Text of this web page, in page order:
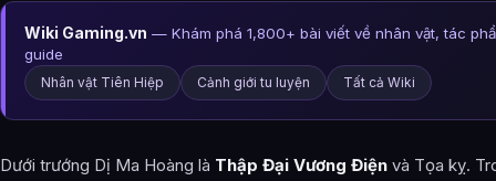
Wiki Gaming.vn — Khám phá 1,800+ bài viết về nhân vật, tác
guide
Nhân vật Tiên Hiệp Cảnh giới tu luyện Tất cả Wiki
Dưới trướng Dị Ma Hoàng là Thập Đại Vương Điện và Tọa kỵ.